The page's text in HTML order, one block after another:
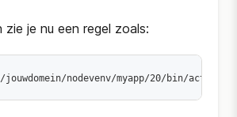
zie je nu een regel zoals:
jouwdomein/nodevenv/myapp/20/bin/activate